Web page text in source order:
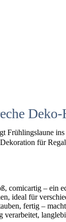
Frühlingslaune
für
comicartig – ein
ideal für
fertig –
verarbeitet,